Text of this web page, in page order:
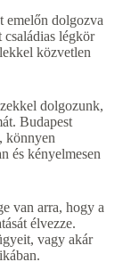
emelőn dolgozva
légkör
közvetlen
dolgozunk,
Budapest
könnyen
és kényelmesen
van arra, hogy a
élvezze.
vagy akár